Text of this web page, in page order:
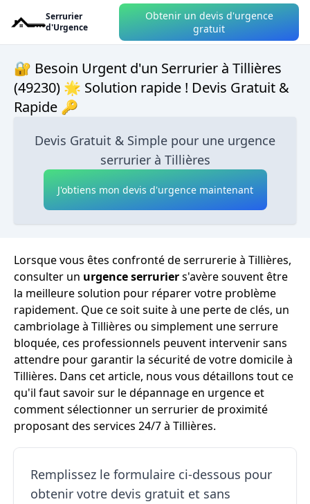
Serrurier
d'Urgence
Obtenir un devis d'urgence
gratuit
🔐 Besoin Urgent d'un Serrurier à Tillières
(49230) 🌟 Solution rapide ! Devis Gratuit &
Rapide 🔑
Devis Gratuit & Simple pour une urgence
serrurier à Tillières
J'obtiens mon devis d'urgence maintenant
Lorsque vous êtes confronté de serrurerie à Tillières,
consulter un urgence serruriers'avère souvent être
la meilleure solution pour réparer votre problème
rapidement. Que ce soit suite à une perte de clés, un
cambriolage à Tillières ou simplement une serrure
bloquée, ces professionnels peuvent intervenir sans
attendre pour garantir la sécurité de votre domicile à
Tillières. Dans cet article, nous vous détaillons tout ce
qu'il faut savoir sur le dépannage en urgence et
comment sélectionner un serrurier de proximité
proposant des services 24/7 à Tillières.
Remplissez le formulaire ci-dessous pour
obtenir votre devis gratuit et sans